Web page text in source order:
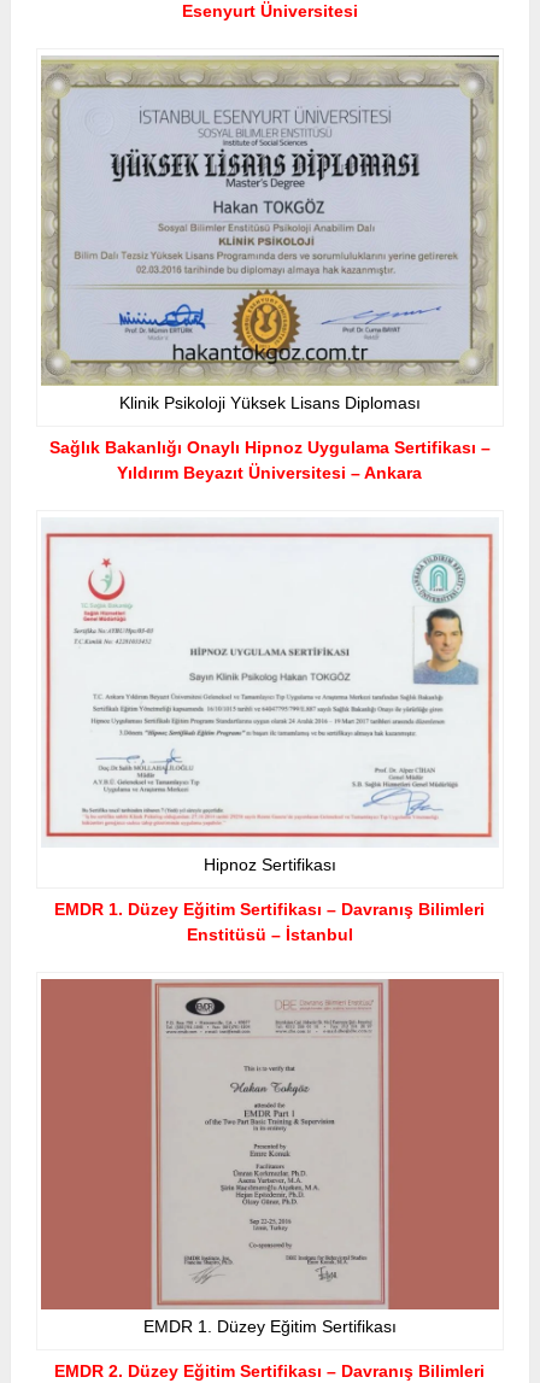
Esenyurt Üniversitesi
Klinik Psikoloji Yüksek Lisans Diploması
Sağlık Bakanlığı Onaylı Hipnoz Uygulama Sertifikası –
Yıldırım Beyazıt Üniversitesi – Ankara
Hipnoz Sertifikası
EMDR 1. Düzey Eğitim Sertifikası – Davranış Bilimleri
Enstitüsü – İstanbul
EMDR 1. Düzey Eğitim Sertifikası
EMDR 2. Düzey Eğitim Sertifikası – Davranış Bilimleri